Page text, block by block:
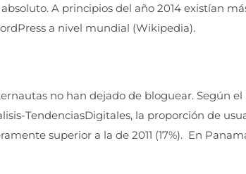
A principios del año 2014 existían
a nivel mundial (Wikipedia).
no han dejado de bloguear. Según
TendenciasDigitales, la proporción de
superior a la de 2011 (17%). En